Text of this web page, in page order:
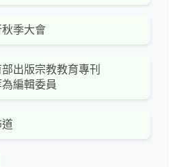
季大會
出版宗教教育專刊
編輯委員
道